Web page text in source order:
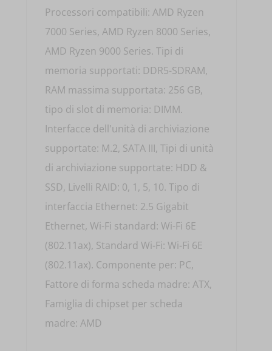
Processori compatibili: AMD Ryzen
7000 Series, AMD Ryzen 8000 Series,
AMD Ryzen 9000 Series. Tipi di
memoria supportati: DDR5-SDRAM,
RAM massima supportata: 256 GB,
tipo di slot di memoria: DIMM.
Interfacce dell'unità di archiviazione
supportate: M.2, SATA III, Tipi di unità
di archiviazione supportate: HDD &
SSD, Livelli RAID: 0, 1, 5, 10. Tipo di
interfaccia Ethernet: 2.5 Gigabit
Ethernet, Wi-Fi standard: Wi-Fi 6E
(802.11ax), Standard Wi-Fi: Wi-Fi 6E
(802.11ax). Componente per: PC,
Fattore di forma scheda madre: ATX,
Famiglia di chipset per scheda
madre: AMD